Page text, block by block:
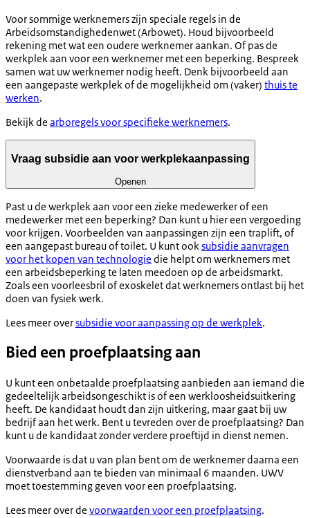
Voor sommige werknemers zijn speciale regels in de
Arbeidsomstandighedenwet (Arbowet). Houd bijvoorbeeld
rekening met wat een oudere werknemer aankan. Of pas de
werkplek aan voor een werknemer met een beperking. Bespreek
samen wat uw werknemer nodig heeft. Denk bijvoorbeeld aan
een aangepaste werkplek of de mogelijkheid om (vaker) thuis te
werken.
Bekijk de arboregels voor specifieke werknemers.
Vraag subsidie aan voor werkplekaanpassing
Openen
Past u de werkplek aan voor een zieke medewerker of een
medewerker met een beperking? Dan kunt u hier een vergoeding
voor krijgen. Voorbeelden van aanpassingen zijn een traplift, of
een aangepast bureau of toilet. U kunt ook subsidie aanvragen
voor het kopen van technologie die helpt om werknemers met
een arbeidsbeperking te laten meedoen op de arbeidsmarkt.
Zoals een voorleesbril of exoskelet dat werknemers ontlast bij het
doen van fysiek werk.
Lees meer oversubsidie voor aanpassing op de werkplek.
Bied een proefplaatsing aan
U kunt een onbetaalde proefplaatsing aanbieden aan iemand die
gedeeltelijk arbeidsongeschikt is of een werkloosheidsuitkering
heeft. De kandidaat houdt dan zijn uitkering, maar gaat bij uw
bedrijf aan het werk. Bent u tevreden over de proefplaatsing? Dan
kunt u de kandidaat zonder verdere proeftijd in dienst nemen.
Voorwaarde is dat u van plan bent om de werknemer daarna een
dienstverband aan te bieden van minimaal 6 maanden. UWV
moet toestemming geven voor een proefplaatsing.
Lees meer over de voorwaarden voor een proefplaatsing.